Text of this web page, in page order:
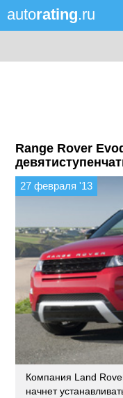
autorating.ru
Range Rover
27 февраля '13
Компания Land
начнет